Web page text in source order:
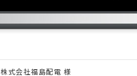
株式会社福島配電 様